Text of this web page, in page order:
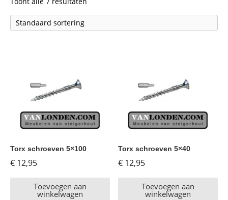
Torx schroeven 5×100
€ 12,95
Toevoegen aan
winkelwagen
Torx schroeven 5×40
€ 12,95
Toevoegen aan
winkelwagen